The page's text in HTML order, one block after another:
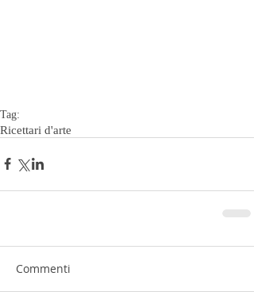
Tag:
Ricettari d'arte
Commenti